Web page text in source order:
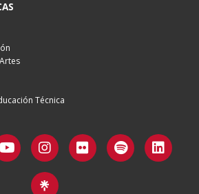
Técnica